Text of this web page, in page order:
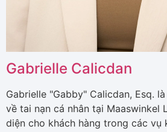
Gabrielle Calicdan
Gabrielle "Gabby" Calicdan, Esq.
về tai nạn cá nhân tại Maaswinkel
diện cho khách hàng trong các vụ